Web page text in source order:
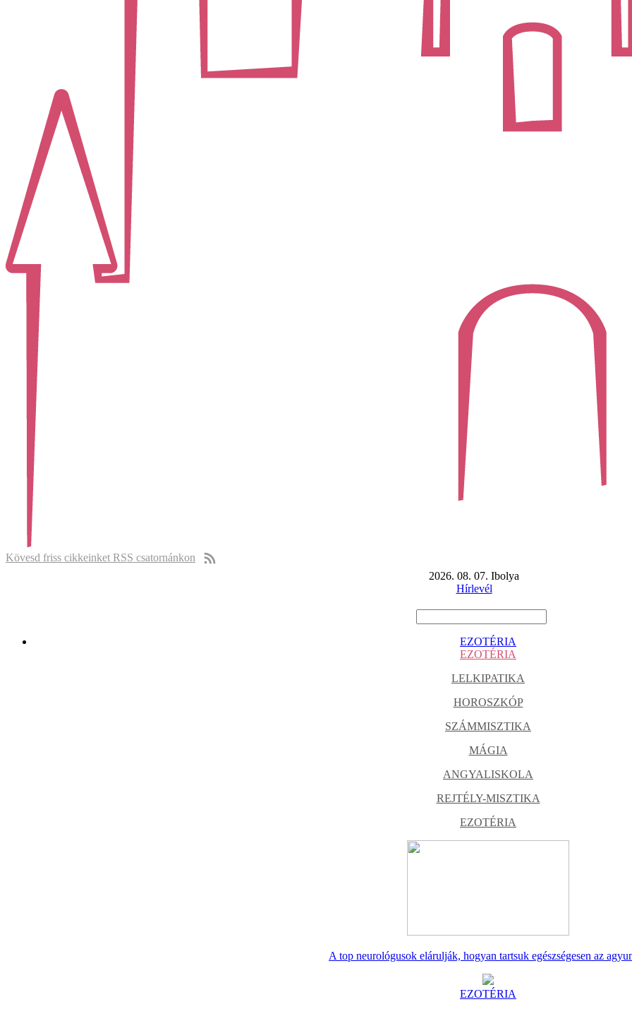
Kövesd friss cikkeinket RSS csatornánkon
2026. 08. 07. Ibolya
Hírlevél
EZOTÉRIA
EZOTÉRIA
LELKIPATIKA
HOROSZKÓP
SZÁMMISZTIKA
MÁGIA
ANGYALISKOLA
REJTÉLY-MISZTIKA
EZOTÉRIA
A top neurológusok elárulják, hogyan tartsuk egészségesen az
EZOTÉRIA